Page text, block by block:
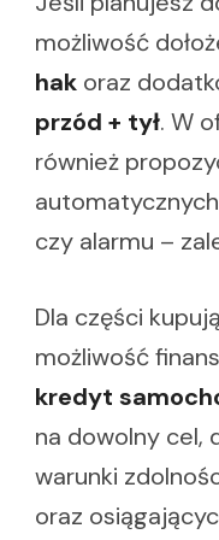
możliwość
hak oraz
przód + tył. W
również
automatycznych
czy alarmu –
Dla części
możliwość
kredyt
na dowolny cel,
warunki
oraz